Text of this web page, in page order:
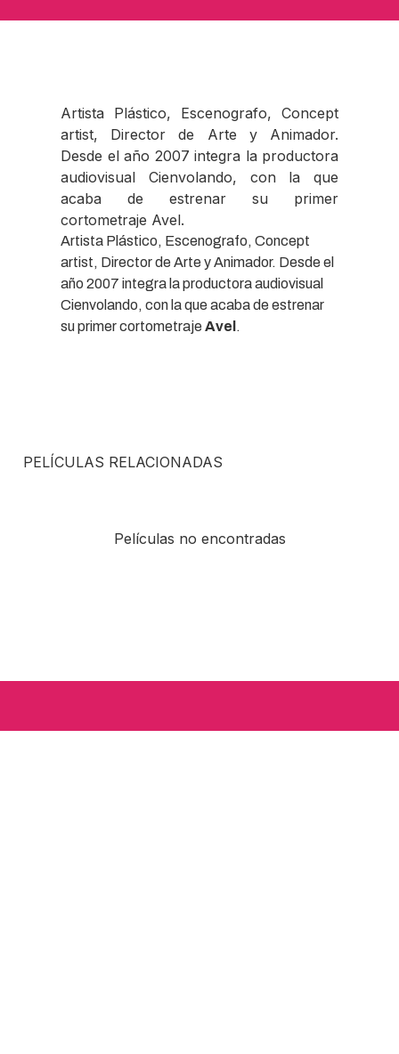
Artista Plástico, Escenografo, Concept
artist, Director de Arte y Animador.
Desde el año 2007 integra la productora
audiovisual Cienvolando, con la que
acaba de estrenar su primer
cortometraje Avel.
Artista Plástico, Escenografo, Concept
artist, Director de Arte y Animador. Desde el
año 2007 integra la productora audiovisual
Cienvolando, con la que acaba de estrenar
su primer cortometrajeAvel .
PELÍCULAS RELACIONADAS
Películas no encontradas